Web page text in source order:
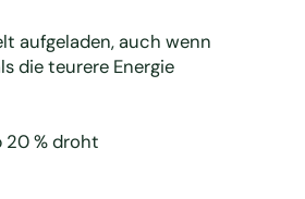
aufgeladen, auch wenn
die teurere Energie
20 % droht